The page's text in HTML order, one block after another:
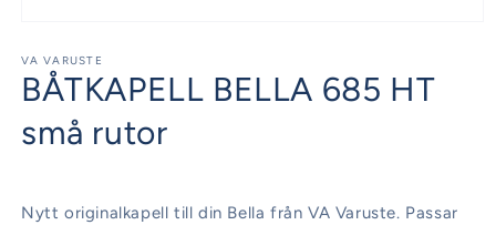
1
i
modalfönster
VA VARUSTE
BÅTKAPELL BELLA 685 HT
små rutor
Nytt originalkapell till din Bella från VA Varuste. Passar